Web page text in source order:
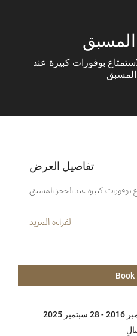
بوفورات كبيرة عند
تفاصيل العرض
بوفورات كبيرة عند الحجز المسبق
لقراءة المزيد
Book